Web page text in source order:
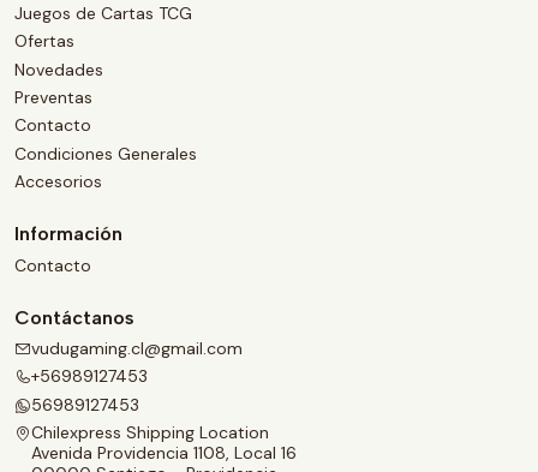
Juegos de Cartas TCG
Ofertas
Novedades
Preventas
Contacto
Condiciones Generales
Accesorios
Información
Contacto
Contáctanos
vudugaming.cl@gmail.com
+56989127453
56989127453
Chilexpress Shipping Location
Avenida Providencia 1108, Local 16